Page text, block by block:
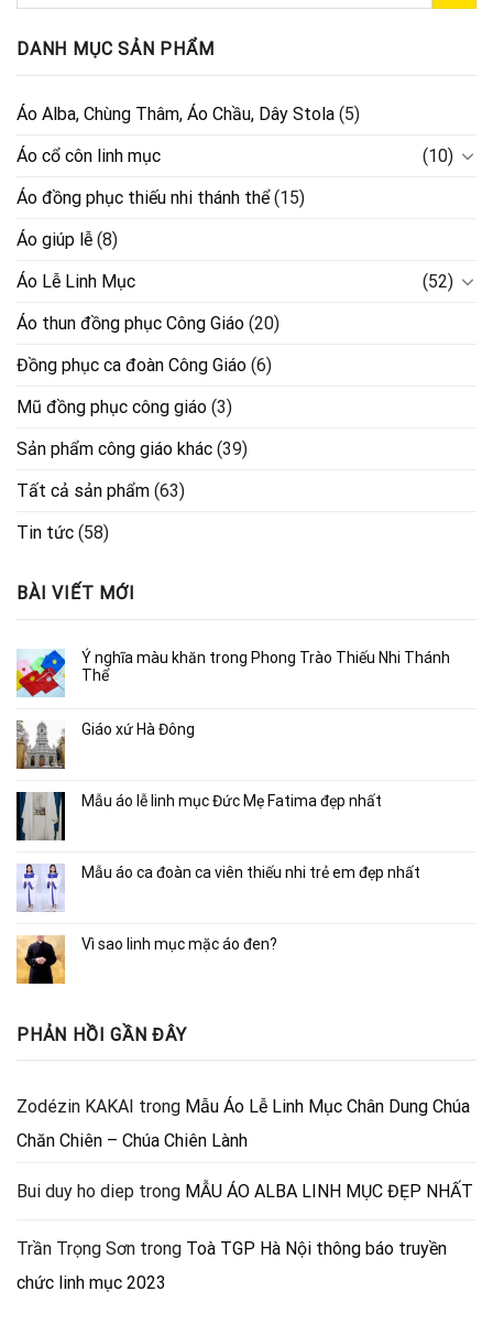
DANH MỤC SẢN PHẨM
Áo Alba, Chùng Thâm, Áo Chầu, Dây Stola (5)
Áo cổ côn linh mục
(10)
Áo đồng phục thiếu nhi thánh thể(15)
Áo giúp lễ (8)
Áo Lễ Linh Mục
(52)
Áo thun đồng phục Công Giáo (20)
Đồng phục ca đoàn Công Giáo (6)
Mũ đồng phục công giáo (3)
Sản phẩm công giáo khác (39)
Tất cả sản phẩm (63)
Tin tức (58)
BÀI VIẾT MỚI
Ý nghĩa màu khăn trong Phong Trào Thiếu Nhi Thánh
Thể
Giáo xứ Hà Đông
Mẫu áo lễ linh mục Đức Mẹ Fatima đẹp nhất
Mẫu áo ca đoàn ca viên thiếu nhi trẻ em đẹp nhất
Vì sao linh mục mặc áo đen?
PHẢN HỒI GẦN ĐÂY
Zodézin KAKAI trong Mẫu Áo Lễ Linh Mục Chân Dung Chúa
Chăn Chiên – Chúa Chiên Lành
Bui duy ho diep trong MẪU ÁO ALBA LINH MỤC ĐẸP NHẤT
Trần Trọng Sơn trong Toà TGP Hà Nội thông báo truyền
chức linh mục 2023